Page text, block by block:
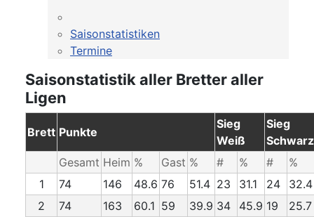
Saisonstatistiken
Termine
Saisonstatistik aller Bretter aller
Ligen
Brett Punkte
Sieg
Weiß
Sieg
Schwarz
Gesamt Heim % Gast % # % #
%
1
74 146 48.6 76 51.4 23 31.1 24
32.4
2
74 163 60.1 59 39.9 34 45.9 19
25.7